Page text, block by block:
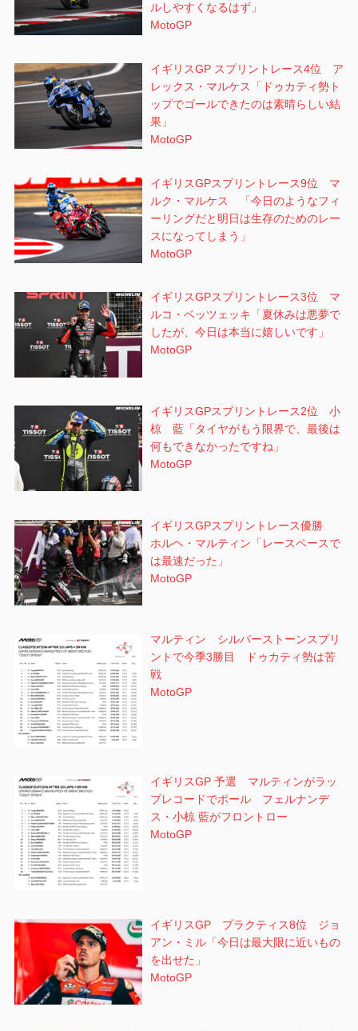
ルしやすくなるはず」
MotoGP
イギリスGP スプリントレース4位 ア
レックス・マルケス「ドゥカティ勢ト
ップでゴールできたのは素晴らしい結
果」
MotoGP
イギリスGPスプリントレース9位 マ
ルク・マルケス 「今日のようなフィ
ーリングだと明日は生存のためのレー
スになってしまう」
MotoGP
イギリスGPスプリントレース3位 マ
ルコ・ベッツェッキ「夏休みは悪夢で
したが、今日は本当に嬉しいです」
MotoGP
イギリスGPスプリントレース2位 小
椋 藍「タイヤがもう限界で、最後は
何もできなかったですね」
MotoGP
イギリスGPスプリントレース優勝
ホルヘ・マルティン「レースペースで
は最速だった」
MotoGP
マルティン シルバーストーンスプリ
ントで今季3勝目 ドゥカティ勢は苦
戦
MotoGP
イギリスGP 予選 マルティンがラッ
プレコードでポール フェルナンデ
ス・小椋 藍がフロントロー
MotoGP
イギリスGP プラクティス8位 ジョ
アン・ミル「今日は最大限に近いもの
を出せた」
MotoGP